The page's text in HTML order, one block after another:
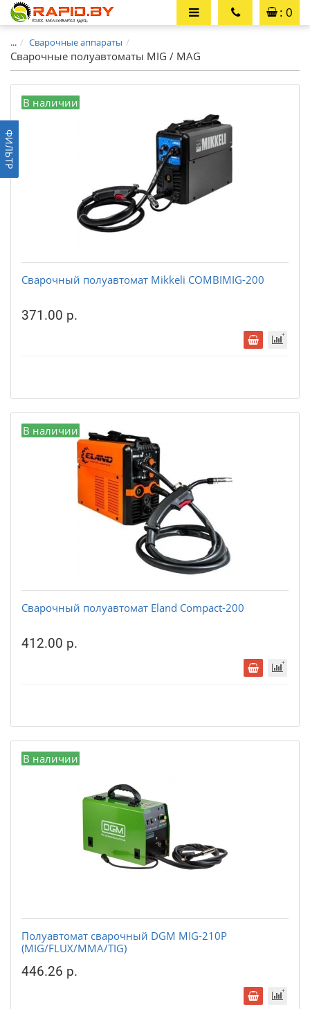
: 0
... Сварочные аппараты
Сварочные полуавтоматы MIG / MAG
В наличии
Сварочный полуавтомат Mikkeli COMBIMIG-200
371.00 р.
В наличии
Сварочный полуавтомат Eland Compact-200
412.00 р.
В наличии
Полуавтомат сварочный DGM MIG-210P
(MIG/FLUX/MMA/TIG)
446.26 р.
ФИЛЬТР